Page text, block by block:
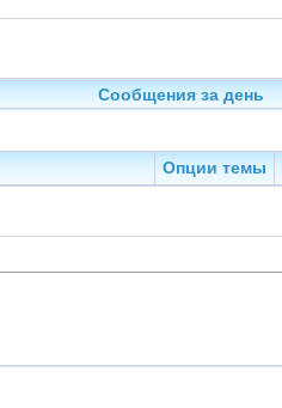
Сообщения за день
Опции темы